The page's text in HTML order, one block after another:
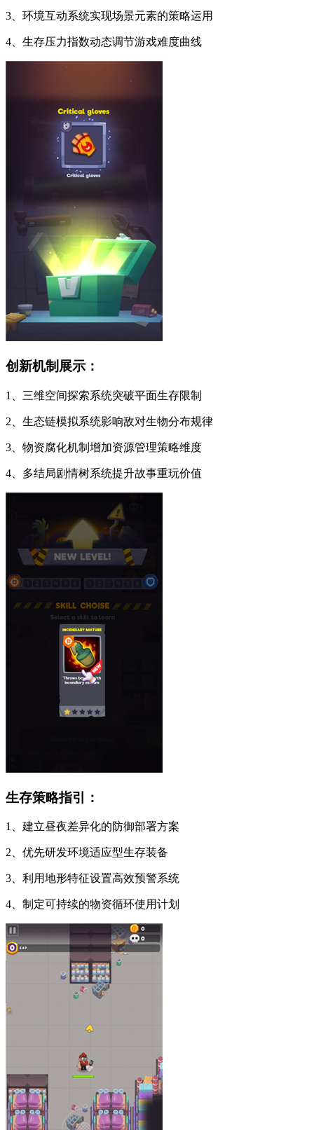
3、环境互动系统实现场景元素的策略运用
4、生存压力指数动态调节游戏难度曲线
创新机制展示：
1、三维空间探索系统突破平面生存限制
2、生态链模拟系统影响敌对生物分布规律
3、物资腐化机制增加资源管理策略维度
4、多结局剧情树系统提升故事重玩价值
生存策略指引：
1、建立昼夜差异化的防御部署方案
2、优先研发环境适应型生存装备
3、利用地形特征设置高效预警系统
4、制定可持续的物资循环使用计划